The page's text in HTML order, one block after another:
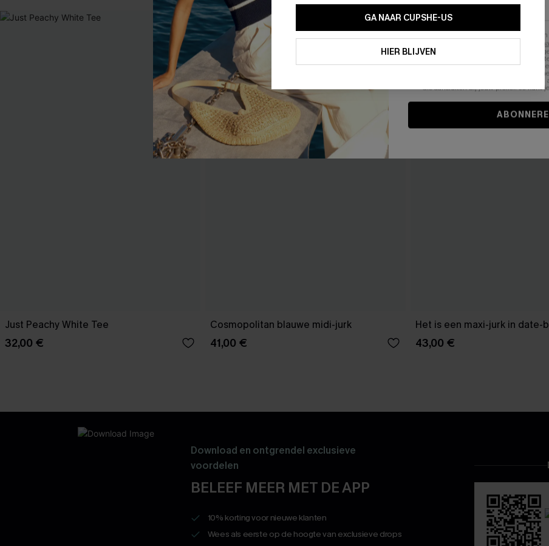
Just Peachy White Tee
32,00 €
Cosmopolitan blauwe midi-jurk
41,00 €
Het is een maxi-jurk in date-
43,00 €
Download en ontgrendel exclusieve
voordelen
BELEEF MEER MET DE APP
10% korting voor nieuwe klanten
Wees als eerste op de hoogte van exclusieve drops
GA NAAR CUPSHE-US
HIER BLIJVEN
Door je contactgegevens in te vullen
Algemene
stemt er tevens mee in om herhaalde
en gepersonaliseerde
winkelwagen) en e-mails van Cupshe
niet vereist voor een aankoop. We
informatie gebruiken om producten
die aansluiten bij jouw profiel. Je kunt